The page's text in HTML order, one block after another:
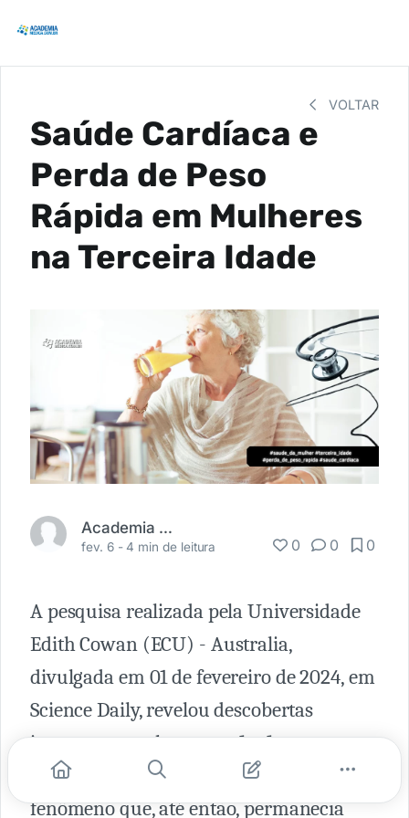
VOLTAR
Saúde Cardíaca e
Perda de Peso
Rápida em Mulheres
na Terceira Idade
Academia Médica
fev. 6 -4 min de leitura 0 0 0
A pesquisa realizada pela Universidade
Edith Cowan (ECU) - Australia,
divulgada em 01 de fevereiro de 2024, em
Science Daily, revelou descobertas
importantes sobre aperda de peso
rápida
mulheres idosas
fenômeno que, até então, permanecia